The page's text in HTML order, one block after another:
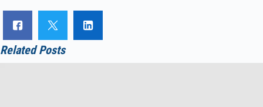
Related Posts